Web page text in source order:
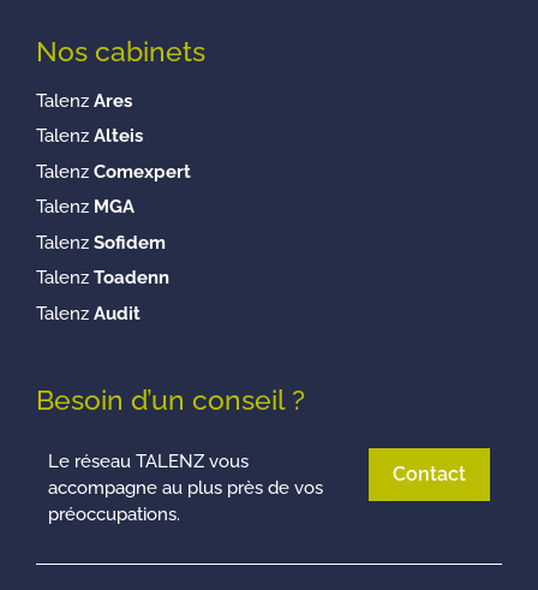
Nos cabinets
Talenz Ares
Talenz Alteis
Talenz Comexpert
Talenz MGA
Talenz Sofidem
Talenz Toadenn
Talenz Audit
Besoin d’un conseil ?
Le réseau TALENZ vous
accompagne au plus près de vos
préoccupations.
Contact